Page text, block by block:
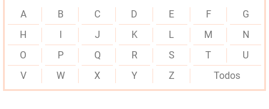
A B C D E F
G
H
J K L M
N
O
P Q R S T
U
V
W X Y Z Todos